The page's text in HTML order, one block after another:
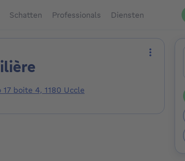
Schatten Professionals Diensten
17 boite 4, 1180 Uccle